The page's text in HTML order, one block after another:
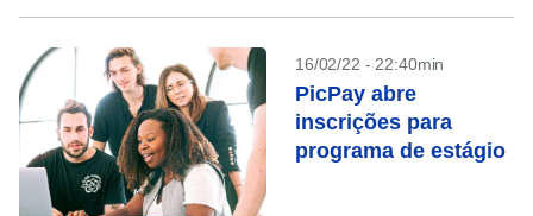
16/02/22 - 22:40min
PicPay abre
inscrições para
programa de estágio